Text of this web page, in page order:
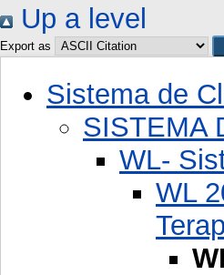
Up a level
Export as
Sistema de
SISTEMA
WL-
WL